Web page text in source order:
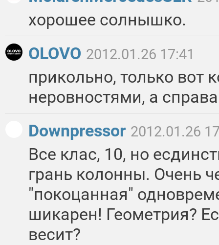
хорошее солнышко.
OLOVO 2012.01.26 17:41
прикольно, только вот
неровностями, а
Downpressor 2012.01.26
Все клас, 10, но
грань колонны. Очень
"покоцанная"
шикарен! Геометрия?
весит?